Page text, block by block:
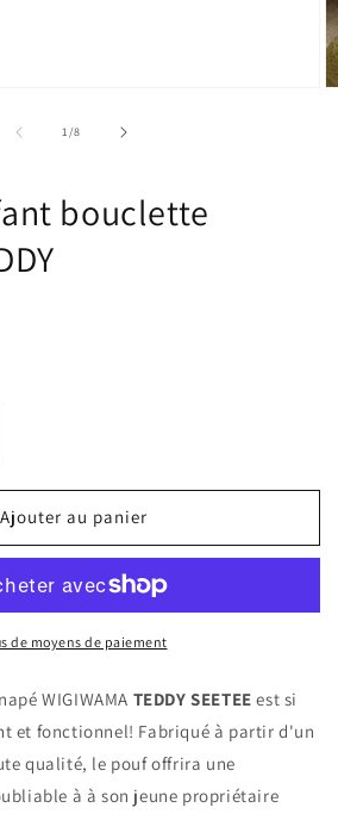
1/de
8
bouclette
Ajouter au panier
de moyens de paiement
WIGIWAMA TEDDY SEETEE est si
et fonctionnel! Fabriqué à partir d'un
qualité, le pouf offrira une
à à son jeune propriétaire